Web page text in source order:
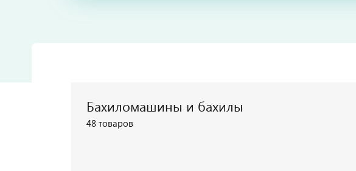
Бахиломашины и бахилы
48 товаров